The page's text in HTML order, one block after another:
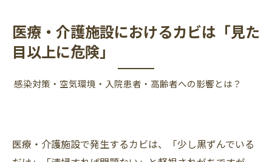
医療・介護施設におけるカビは「見た
目以上に危険」
感染対策・空気環境・入院患者・高齢者への影響とは？
医療・介護施設で発生するカビは、「少し黒ずんでいる